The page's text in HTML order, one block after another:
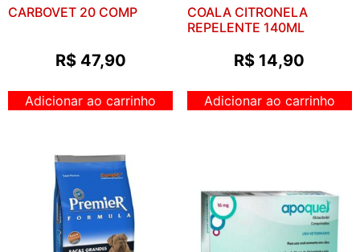
CARBOVET 20 COMP
R$47,90
Adicionar ao carrinho
COALA CITRONELA
REPELENTE 140ML
R$ 14,90
Adicionar ao carrinho